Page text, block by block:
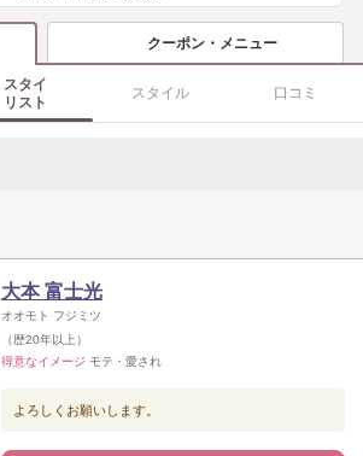
クーポン・メニュー
スタイ
リスト
スタイル 口コミ
大本 富士光
オオモト フジミツ
（歴20年以上）
得意なイメージ モテ・愛され
よろしくお願いします。